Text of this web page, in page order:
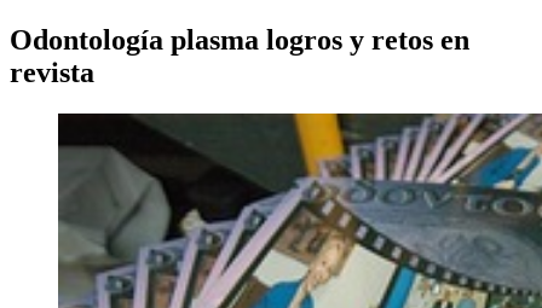
Odontología plasma logros y retos en
revista